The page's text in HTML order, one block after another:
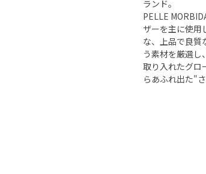
ランド。
PELLE
ザーを主に使用
な、上品で良質
う素材を厳選し
取り入れたグロ
らあふれ出た"